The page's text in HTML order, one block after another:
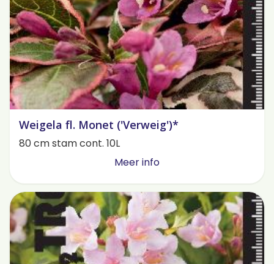
Weigela fl. Monet ('Verweig')*
80 cm stam cont. 10L
Meer info